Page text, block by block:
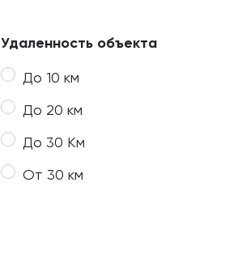
Удаленность объекта
До 10 км
До 20 км
До 30 Км
От 30 км